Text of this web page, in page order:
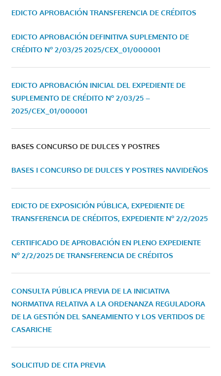
EDICTO APROBACIÓN TRANSFERENCIA DE CRÉDITOS
EDICTO APROBACIÓN DEFINITIVA SUPLEMENTO DE
CRÉDITO Nº 2/03/25 2025/CEX_01/000001
EDICTO APROBACIÓN INICIAL DEL EXPEDIENTE DE
SUPLEMENTO DE CRÉDITO Nº 2/03/25 –
2025/CEX_01/000001
BASES CONCURSO DE DULCES Y POSTRES
BASES I CONCURSO DE DULCES Y POSTRES NAVIDEÑOS
EDICTO DE EXPOSICIÓN PÚBLICA, EXPEDIENTE DE
TRANSFERENCIA DE CRÉDITOS, EXPEDIENTE Nº 2/2/2025
CERTIFICADO DE APROBACIÓN EN PLENO EXPEDIENTE
Nº 2/2/2025 DE TRANSFERENCIA DE CRÉDITOS
CONSULTA PÚBLICA PREVIA DE LA INICIATIVA
NORMATIVA RELATIVA A LA ORDENANZA REGULADORA
DE LA GESTIÓN DEL SANEAMIENTO Y LOS VERTIDOS DE
CASARICHE
SOLICITUD DE CITA PREVIA